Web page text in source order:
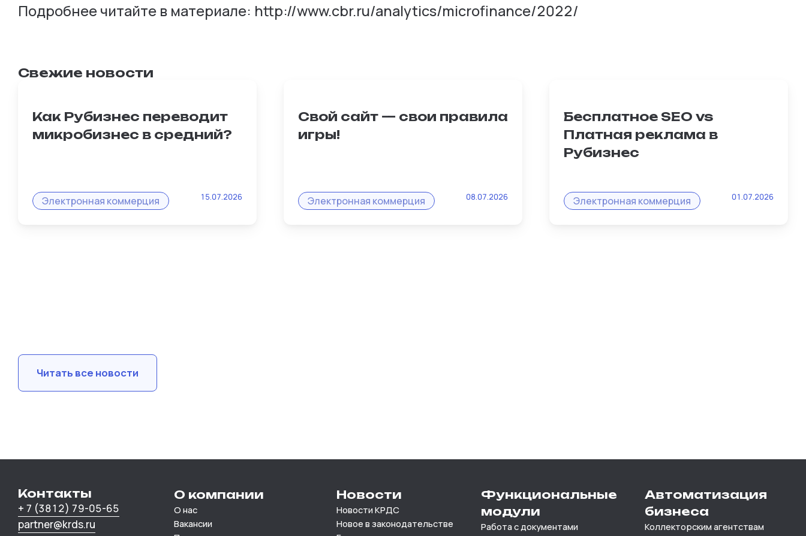
Подробнее читайте в материале: http://www.cbr.ru/analytics/microfinance/2022/
Свежие новости
Как Рубизнес переводит
микробизнес в средний?
любого продавца. И именно интернет-
Электронная коммерция 15.07.2026
Свой сайт — свои правила
игры!
жалуются: «На маркетплейсе
Электронная коммерция 08.07.2026
Бесплатное SEO vs
Платная реклама в
Рубизнес
маркетплейс и молиться на таргет.
Электронная коммерция 01.07.2026
Читать все новости
Контакты
+ 7 (3812) 79-05-65
partner@krds.ru
О компании
О нас
Вакансии
Новости
Новости КРДС
Новое в законодательстве
Функциональные
модули
Работа с документами
Автоматизация
бизнеса
Коллекторским агентствам